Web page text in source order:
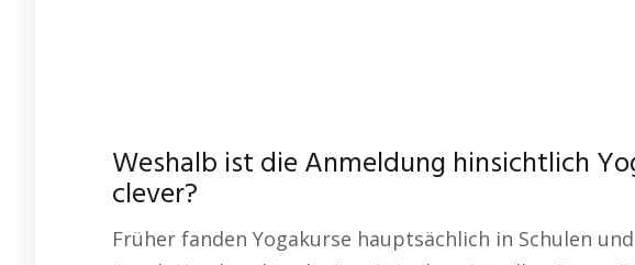
Weshalb ist die Anmeldung hinsichtlich
clever?
Früher fanden Yogakurse hauptsächlich in Schulen